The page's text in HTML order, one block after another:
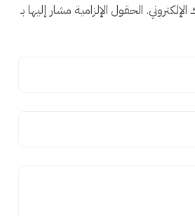
الحقول الإلزامية مشار إليها بـ